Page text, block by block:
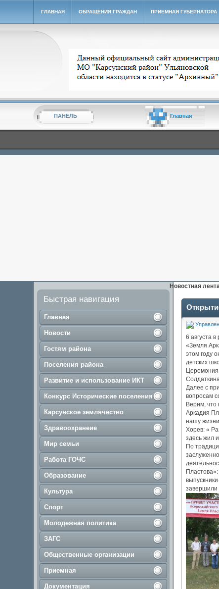
ГЛАВНАЯ ОБРАЩЕНИЯ ГРАЖДАН ПРИЕМНАЯ ГУБЕРНАТОРА
Архивный сайт администрации МО "Карсунский
ПАНЕЛЬ Главная
Быстрая навигация
Главная
Новости
Гостям района
Поселения района
Развитие и использование ИКТ
Конкурс Исторические поселения
Карсунское землячество
Здравоохранеие
Мир семьи
Работа ГОЧС
Образование
Культура
Спорт
Молодежная политика
ЗАГС
Общественные организации
Приемная
Документация
Новостная
6 августа
«Земля
этом году
детских
Далее с
вопросам
Верим, что
Аркадия
нашу
Хорев: «
здесь жил
По
завершили